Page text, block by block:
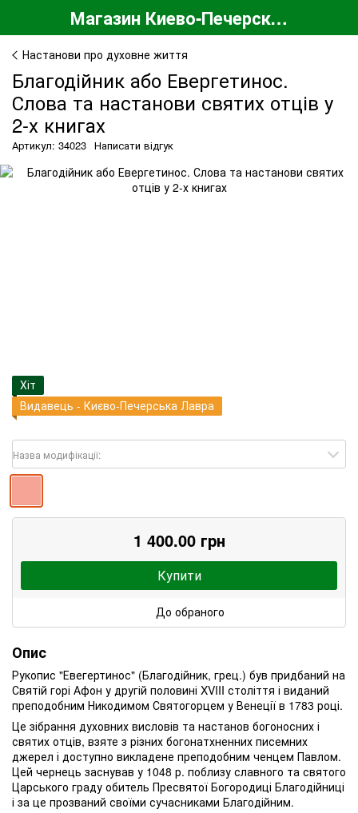
Магазин Киево-Печерской Лавры
Настанови про духовне життя
Благодійник або Евергетинос.
Слова та настанови святих отців у
2-х книгах
Артикул: 34023 Написати відгук
Хіт
Видавець - Києво-Печерська Лавра
Назва модифікації:
1 400.00 грн
Купити
До обраного
Опис
Рукопис "Евегертинос" (Благодійник, грец.) був придбаний на
Святій горі Афон у другій половині XVIII століття і виданий
преподобним Никодимом Святогорцем у Венеції в 1783 році.
Це зібрання духовних висловів та настанов богоносних і
святих отців, взяте з різних богонатхненних писемних
джерел і доступно викладене преподобним ченцем Павлом.
Цей чернець заснував у 1048 р. поблизу славного та святого
Царського граду обитель Пресвятої Богородиці Благодійниці
і за це прозваний своїми сучасниками Благодійним.